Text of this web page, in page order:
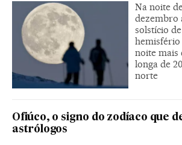
Na noite
dezembro
solstício
hemisfério
noite mais
longa de
norte
Ofiúco, o signo do zodíaco que
astrólogos